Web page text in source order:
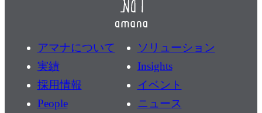
アマナについて
ソリューション
実績
Insights
採用情報
イベント
People
ニュース